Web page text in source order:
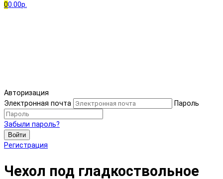
00.00р.
Авторизация
Электронная почта
Пароль
Забыли пароль?
Войти
Регистрация
Чехол под гладкоствольное